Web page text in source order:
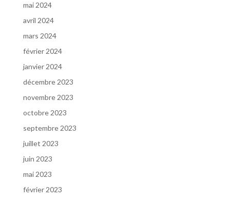
mai 2024
avril 2024
mars 2024
février 2024
janvier 2024
décembre 2023
novembre 2023
octobre 2023
septembre 2023
juillet 2023
juin 2023
mai 2023
février 2023